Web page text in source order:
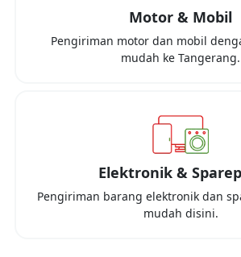
Motor & Mobil
Pengiriman motor dan mobil
mudah ke Tangerang.
Elektronik &
Pengiriman barang elektronik dan
mudah disini.